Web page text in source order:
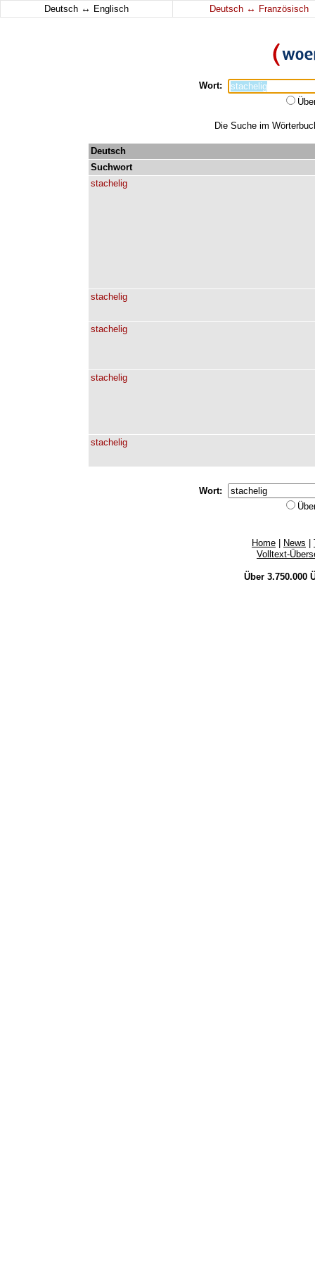
Deutsch ↔ Englisch Deutsch ↔ Französisch
Wort:
Die Suche im
Deutsch
Suchwort
stachelig
stachelig
stachelig
stachelig
stachelig
Wort:
Home News
Volltext-
Über 3.750.000